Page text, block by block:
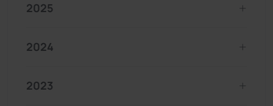
2025
2024
2023